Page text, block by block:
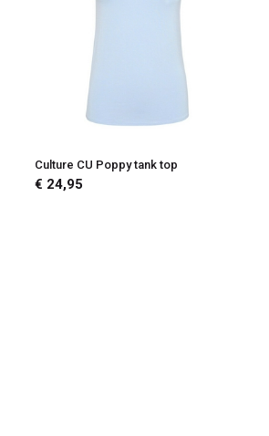
Culture CU Poppy tank top
€ 24,95